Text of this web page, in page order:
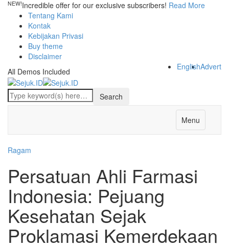
NEW!Incredible offer for our exclusive subscribers! Read More
Tentang Kami
Kontak
Kebijakan Privasi
Buy theme
Disclaimer
Advert
English
All Demos Included
Menu
Ragam
Persatuan Ahli Farmasi
Indonesia: Pejuang
Kesehatan Sejak
Proklamasi Kemerdekaan